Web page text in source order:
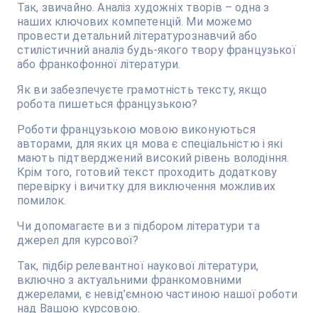
Так, звичайно. Аналіз художніх творів – одна з
наших ключових компетенцій. Ми можемо
провести детальний літературознавчий або
стилістичний аналіз будь-якого твору французької
або франкофонної літератури.
Як ви забезпечуєте грамотність тексту, якщо
робота пишеться французькою?
Роботи французькою мовою виконуються
авторами, для яких ця мова є спеціальністю і які
мають підтверджений високий рівень володіння.
Крім того, готовий текст проходить додаткову
перевірку і вичитку для виключення можливих
помилок.
Чи допомагаєте ви з підбором літератури та
джерел для курсової?
Так, підбір релевантної наукової літератури,
включно з актуальними франкомовними
джерелами, є невід’ємною частиною нашої роботи
над Вашою курсовою.